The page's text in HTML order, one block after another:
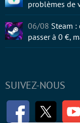
SUIVEZ-NOUS
FacebookTwitter
problèmes de
06/08 Steam
passer à 0 €,